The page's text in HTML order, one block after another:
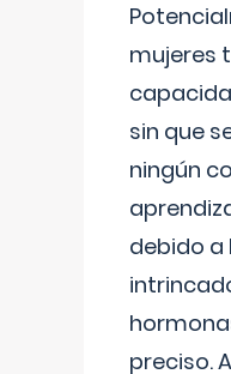
mujeres
sin que
ningún
debido a
preciso.